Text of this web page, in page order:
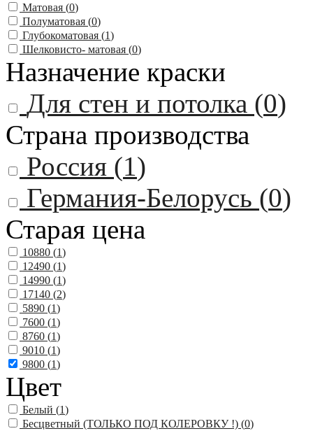
Матовая (0)
Полуматовая (0)
Глубокоматовая (1)
Шелковисто- матовая (0)
Назначение краски
Для стен и потолка (0)
Страна производства
Россия (1)
Германия-Белорусь (0)
Старая цена
10880 (1)
12490 (1)
14990 (1)
17140 (2)
5890 (1)
7600 (1)
8760 (1)
9010 (1)
9800 (1)
Цвет
Белый (1)
Бесцветный (ТОЛЬКО ПОД КОЛЕРОВКУ !) (0)